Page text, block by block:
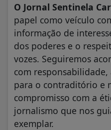
O Jornal Sentinela
papel como veículo
informação de
dos poderes e o
vozes. Seguiremos
com responsabilidade,
para o contraditório e
compromisso com a
jornalismo que nos
exemplar.